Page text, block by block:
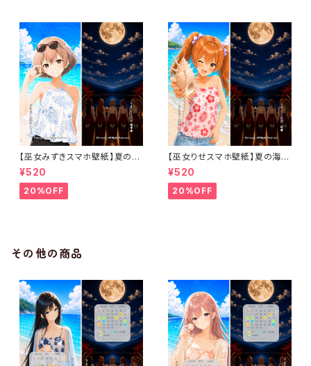
【巫女みずきスマホ壁紙】夏の海
と満月の祈りセット〈カレンダー
なし・1ヶ月利用コード付き〉
¥520
20%OFF
【巫女りせスマホ壁紙】夏の海と
満月の祈りセット〈カレンダーな
し・1ヶ月利用コード付き〉
¥520
20%OFF
その他の商品